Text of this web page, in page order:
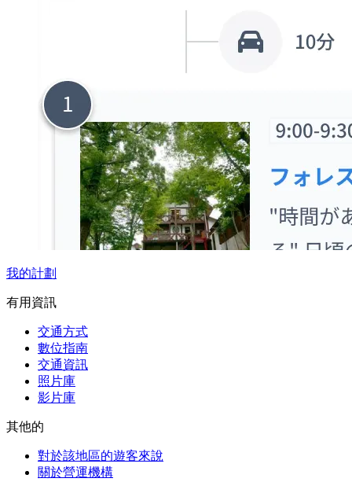
我的計劃
有用資訊
交通方式
數位指南
交通資訊
照片庫
影片庫
其他的
對於該地區的遊客來說
關於營運機構